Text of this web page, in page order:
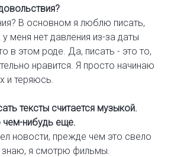
В основном я люблю писать,
меня нет давления из-за даты
в этом роде. Да, писать - это то,
нравится. Я просто начинаю
и теряюсь.
тексты считается музыкой.
нибудь еще.
новости, прежде чем это свело
знаю, я смотрю фильмы.